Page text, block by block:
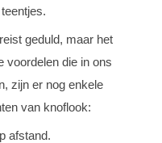
geduld, maar het
voordelen die in ons
zijn er nog enkele
van knoflook:
afstand.